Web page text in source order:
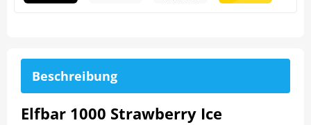
Beschreibung
Elfbar 1000 Strawberry Ice